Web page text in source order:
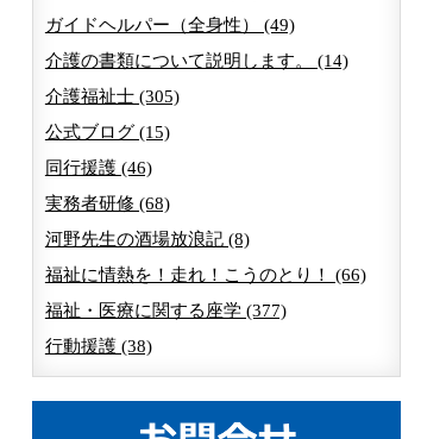
ガイドヘルパー（全身性） (49)
介護の書類について説明します。 (14)
介護福祉士 (305)
公式ブログ (15)
同行援護 (46)
実務者研修 (68)
河野先生の酒場放浪記 (8)
福祉に情熱を！走れ！こうのとり！ (66)
福祉・医療に関する座学 (377)
行動援護 (38)